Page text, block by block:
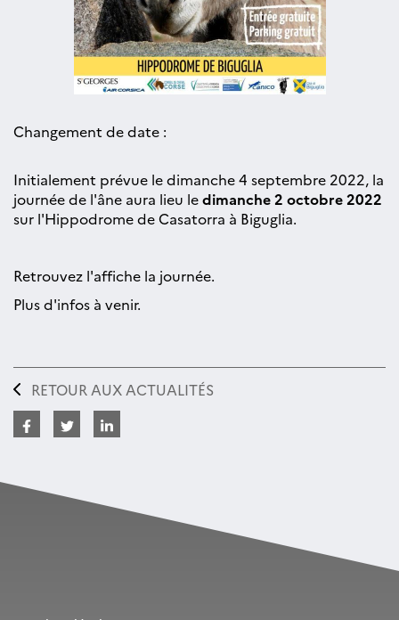
Changement de date :
Initialement prévue le dimanche 4 septembre 2022, la
journée de l'âne aura lieu ledimanche 2 octobre 2022
sur l'Hippodrome de Casatorra à Biguglia.
Retrouvez l'affiche la journée.
Plus d'infos à venir.
RETOUR AUX ACTUALITÉS